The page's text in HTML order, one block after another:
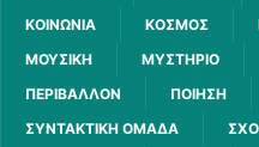
ΚΟΙΝΩΝΙΑ
ΚΟΣΜΟΣ
ΜΟΥΣΙΚΗ
ΜΥΣΤΗΡΙΟ
ΠΕΡΙΒΑΛΛΟΝ
ΠΟΙΗΣΗ
ΣΥΝΤΑΚΤΙΚΗ ΟΜΑΔΑ